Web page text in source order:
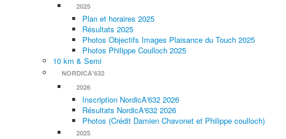
2025
Plan et horaires 2025
Résultats 2025
Photos Objectifs Images Plaisance du Touch 2025
Photos Philippe Coulloch 2025
10 km & Semi
NORDICA'632
2026
Inscription NordicA'632 2026
Résultats NordicA'632 2026
Photos (Crédit Damien Chavonet et Philippe coulloch)
2025